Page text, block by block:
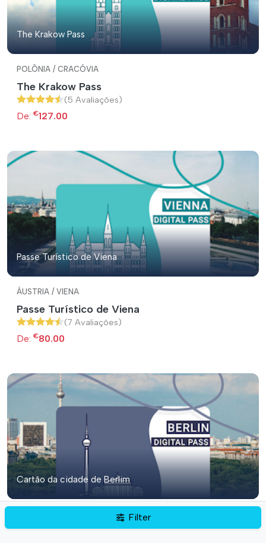
The Krakow Pass
POLÔNIA / CRACÓVIA
The Krakow Pass
(5 Avaliações)
De: €127.00
Passe Turístico de Viena
ÁUSTRIA / VIENA
Passe Turístico de Viena
(7 Avaliações)
De: €80.00
Cartão da cidade de Berlim
Cartão da cidade de Berlim
Filter